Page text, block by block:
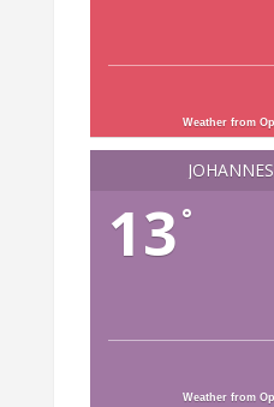
Weather from
13 °
Weather from